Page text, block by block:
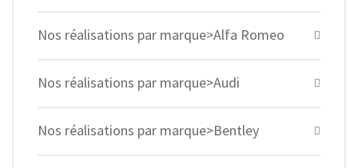
Nos réalisations par marque>Alfa Romeo
Nos réalisations par marque>Audi
Nos réalisations par marque>Bentley